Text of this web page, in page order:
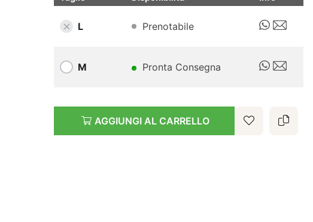
L Prenotabile
M Pronta Consegna
AGGIUNGI AL CARRELLO